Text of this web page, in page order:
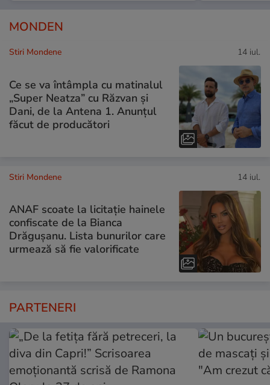
MONDEN
Stiri Mondene 14 iul.
Ce se va întâmpla cu matinalul
„Super Neatza” cu Răzvan şi
Dani, de la Antena 1. Anunțul
făcut de producători
Stiri Mondene 14 iul.
ANAF scoate la licitație hainele
confiscate de la Bianca
Drăgușanu. Lista bunurilor care
urmează să fie valorificate
PARTENERI